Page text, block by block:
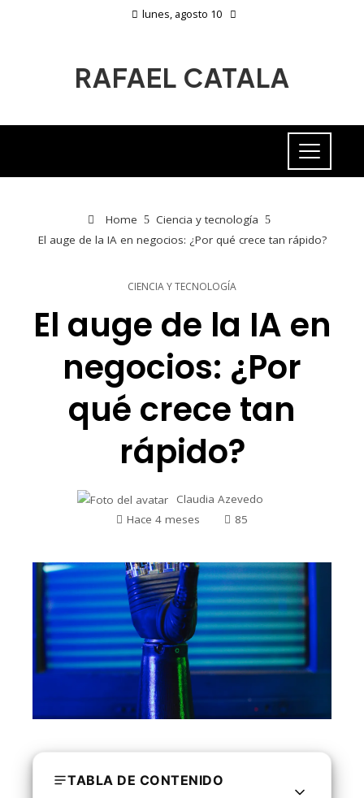
lunes, agosto 10
RAFAEL CATALA
Home
Ciencia y tecnología
El auge de la IA en negocios: ¿Por qué crece tan rápido?
CIENCIA Y TECNOLOGÍA
El auge de la IA en
negocios: ¿Por
qué crece tan
rápido?
Claudia Azevedo
Hace 4 meses
85
TABLA DE CONTENIDO